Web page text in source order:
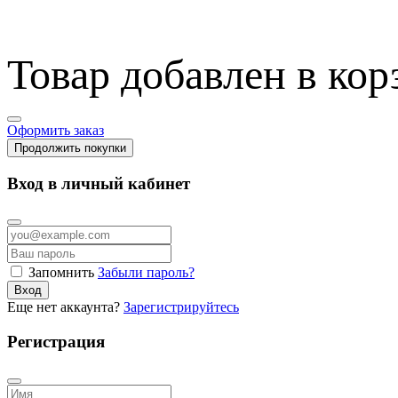
Товар добавлен в
Оформить заказ
Продолжить покупки
Вход в личный кабинет
Запомнить Забыли пароль?
Вход
Еще нет аккаунта? Зарегистрируйтесь
Регистрация